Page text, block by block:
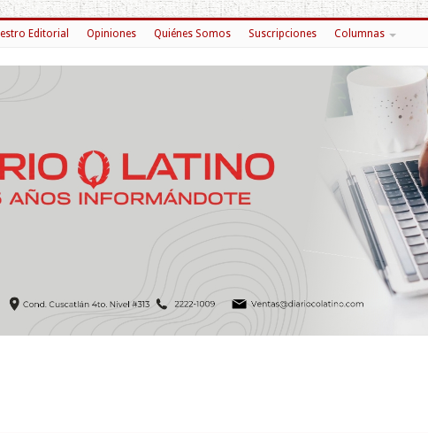
Editorial Opiniones Quiénes Somos Suscripciones Columnas